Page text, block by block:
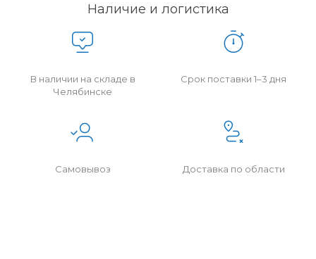
Наличие и логистика
В наличии на складе в
Челябинске
Срок поставки 1–3 дня
Самовывоз Доставка по области